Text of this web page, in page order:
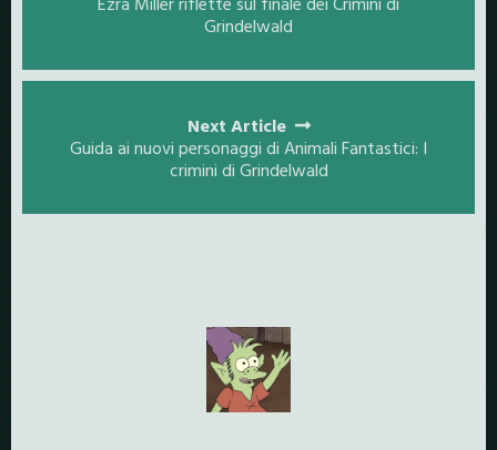
Grindelwald
Next Article
Guida ai nuovi personaggi di Animali Fantastici: I
crimini di Grindelwald